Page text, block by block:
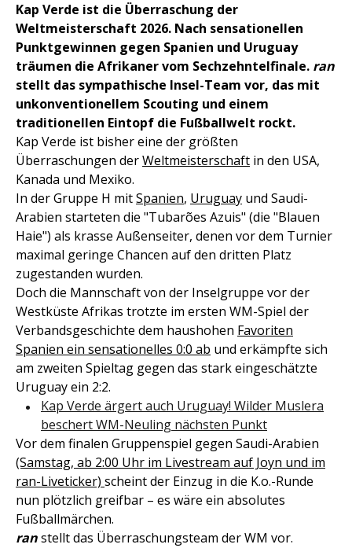
Kap Verde ist die Überraschung der
Weltmeisterschaft 2026. Nach sensationellen
Punktgewinnen gegen Spanien und Uruguay
träumen die Afrikaner vom Sechzehntelfinale. ran
stellt das sympathische Insel-Team vor, das mit
unkonventionellem Scouting und einem
traditionellen Eintopf die Fußballwelt rockt.
Kap Verde ist bisher eine der größten
Überraschungen derWeltmeisterschaft in den USA,
Kanada und Mexiko.
In der Gruppe H mitSpanien, Uruguay und Saudi-
Arabien starteten die "Tubarões Azuis" (die "Blauen
Haie") als krasse Außenseiter, denen vor dem Turnier
maximal geringe Chancen auf den dritten Platz
zugestanden wurden.
Doch die Mannschaft von der Inselgruppe vor der
Westküste Afrikas trotzte im ersten WM-Spiel der
Verbandsgeschichte dem haushohen Favoriten
Spanien ein sensationelles 0:0 ab und erkämpfte sich
am zweiten Spieltag gegen das stark eingeschätzte
Uruguay ein 2:2.
Kap Verde ärgert auch Uruguay! Wilder Muslera
beschert WM-Neuling nächsten Punkt
Vor dem finalen Gruppenspiel gegen Saudi-Arabien
(Samstag, ab 2:00 Uhr im Livestream auf Joyn und im
ran-Liveticker) scheint der Einzug in die K.o.-Runde
nun plötzlich greifbar – es wäre ein absolutes
Fußballmärchen.
ranstellt das Überraschungsteam der WM vor.